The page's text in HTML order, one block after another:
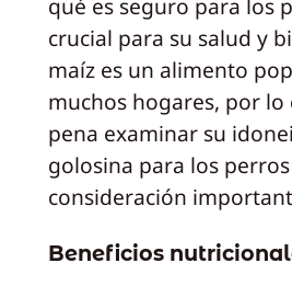
qué es seguro para los
crucial para su salud y
maíz es un alimento
muchos hogares, por lo
pena examinar su
golosina para los
consideración
Beneficios